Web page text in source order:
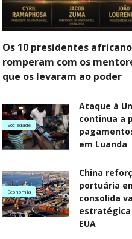
Os 10 presidentes
romperam com os
que os levaram ao poder
Sociedade
Ataque à
continua a
em Luanda
Economia
China
portuária
consolida
estratégica
EUA